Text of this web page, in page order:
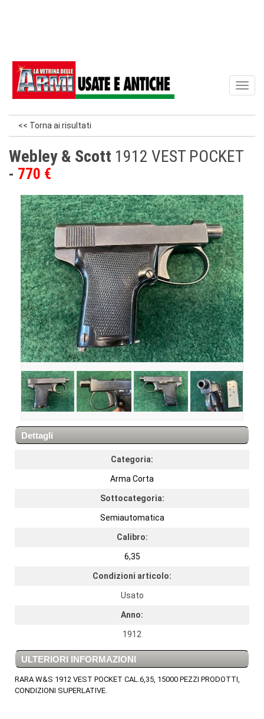
<< Torna ai risultati
Webley & Scott 1912 VEST POCKET
770 €
Dettagli
Categoria:
Arma Corta
Sottocategoria:
Semiautomatica
Calibro:
6,35
Condizioni articolo:
Usato
Anno:
1912
ULTERIORI INFORMAZIONI
RARA W&S 1912 VEST POCKET CAL.6,35, 15000 PEZZI PRODOTTI,
CONDIZIONI SUPERLATIVE.